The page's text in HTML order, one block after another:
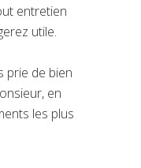
entretien
utile.
prie de bien
en
les plus